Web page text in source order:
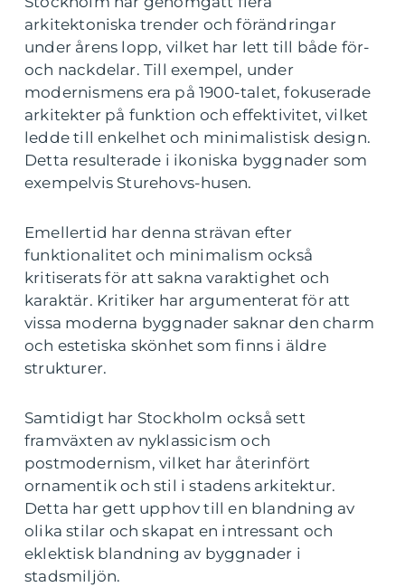
arkitektoniska trender och förändringar
under årens lopp, vilket har lett till både för-
och nackdelar. Till exempel, under
modernismens era på 1900-talet, fokuserade
arkitekter på funktion och effektivitet, vilket
ledde till enkelhet och minimalistisk design.
Detta resulterade i ikoniska byggnader som
exempelvis Sturehovs-husen.
Emellertid har denna strävan efter
funktionalitet och minimalism också
kritiserats för att sakna varaktighet och
karaktär. Kritiker har argumenterat för att
vissa moderna byggnader saknar den charm
och estetiska skönhet som finns i äldre
strukturer.
Samtidigt har Stockholm också sett
framväxten av nyklassicism och
postmodernism, vilket har återinfört
ornamentik och stil i stadens arkitektur.
Detta har gett upphov till en blandning av
olika stilar och skapat en intressant och
eklektisk blandning av byggnader i
stadsmiljön.